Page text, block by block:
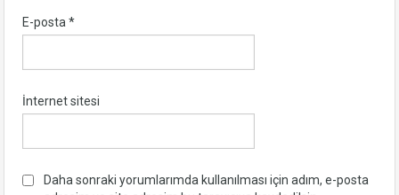
E-posta *
İnternet sitesi
Daha sonraki yorumlarımda kullanılması için adım, e-posta